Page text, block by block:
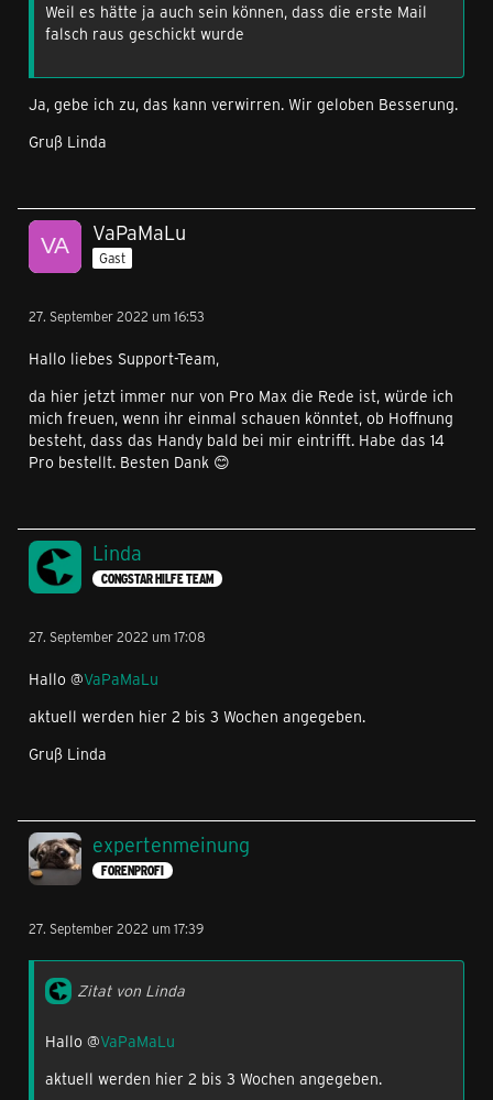
Weil es hätte ja auch sein können, dass die erste Mail
falsch raus geschickt wurde
Ja, gebe ich zu, das kann verwirren. Wir geloben Besserung.
Gruß Linda
VaPaMaLu
Gast
27. September 2022 um 16:53
Hallo liebes Support-Team,
da hier jetzt immer nur von Pro Max die Rede ist, würde ich
mich freuen, wenn ihr einmal schauen könntet, ob Hoffnung
besteht, dass das Handy bald bei mir eintrifft. Habe das 14
Pro bestellt. Besten Dank 😊
Linda
CONGSTAR HILFE TEAM
27. September 2022 um 17:08
Hallo @VaPaMaLu
aktuell werden hier 2 bis 3 Wochen angegeben.
Gruß Linda
expertenmeinung
FORENPROFI
27. September 2022 um 17:39
Zitat von Linda
Hallo @VaPaMaLu
aktuell werden hier 2 bis 3 Wochen angegeben.